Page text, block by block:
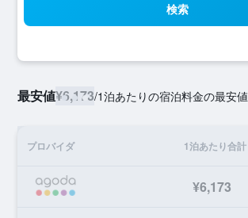
検索
最安値¥6,173/1泊あたりの宿泊料金の最安値
プロバイダ 1泊あたり合計
¥6,173